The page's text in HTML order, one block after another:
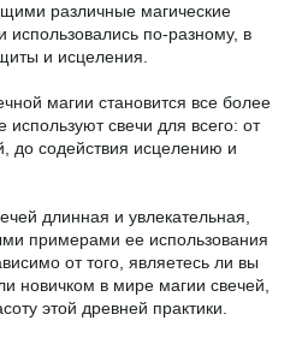
различные магические
использовались по-разному, в
и исцеления.
магии становится все более
свечи для всего: от
до содействия исцелению и
длинная и увлекательная,
примерами ее использования
от того, являетесь ли вы
новичком в мире магии свечей,
этой древней практики.